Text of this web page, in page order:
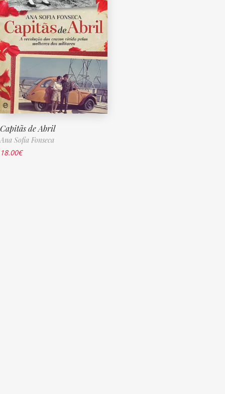
Capitãs de Abril
Ana Sofia Fonseca
18.00€